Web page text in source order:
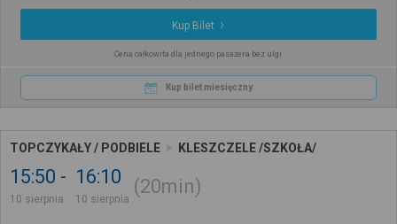
Kup Bilet
Cena całkowita dla jednego pasażera bez ulgi
Kup bilet miesięczny
TOPCZYKAŁY / PODBIELE KLESZCZELE /SZKOŁA/
15:50
10 sierpnia
16:10
10 sierpnia
20min